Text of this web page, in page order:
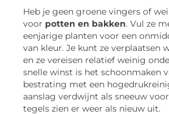
Heb je geen groene vingers of
voor potten en bakken. Vul ze
eenjarige planten voor een
van kleur. Je kunt ze verplaatsen
en ze vereisen relatief weinig
snelle winst is het schoonmaken
bestrating met een
aanslag verdwijnt als sneeuw
tegels zien er weer als nieuw uit.